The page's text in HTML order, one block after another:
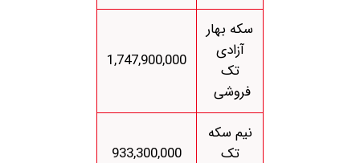
سکه بهار
آزادی
تک
فروشی
1,747,900,000
نیم سکه
تک
933,300,000